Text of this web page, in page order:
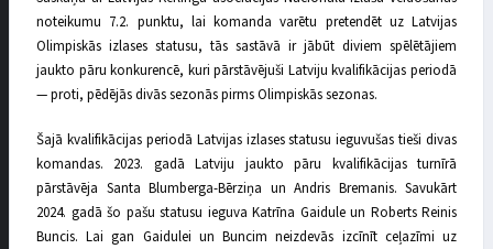
noteikumu 7.2. punktu, lai komanda varētu pretendēt uz Latvijas
Olimpiskās izlases statusu, tās sastāvā ir jābūt diviem spēlētājiem
jaukto pāru konkurencē, kuri pārstāvējuši Latviju kvalifikācijas periodā
— proti, pēdējās divās sezonās pirms Olimpiskās sezonas.
Šajā kvalifikācijas periodā Latvijas izlases statusu ieguvušas tieši divas
komandas. 2023. gadā Latviju jaukto pāru kvalifikācijas turnīrā
pārstāvēja Santa Blumberga-Bērziņa un Andris Bremanis. Savukārt
2024. gadā šo pašu statusu ieguva Katrīna Gaidule un Roberts Reinis
Buncis. Lai gan Gaidulei un Buncim neizdevās izcīnīt ceļazīmi uz